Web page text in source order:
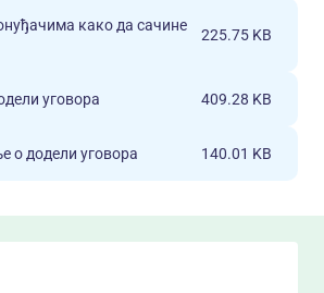
како да сачине
225.75 KB
уговора 409.28 KB
о додели уговора 140.01 KB